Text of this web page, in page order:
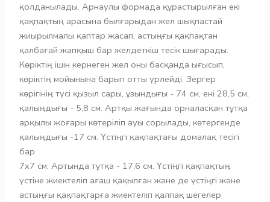
қолданылады. Арнаулы формада құрастырылған екі
қақпақтың арасына былғарыдан жел шықпастай
жиырылмалы қаптар жасап, астыңғы қақпақтан
қалбағай жапқыш бар желдеткіш тесік шығарады.
Көріктің ішін кернеген жел оны басқанда ығысып,
көріктің мойынына барып отты үрлейді. Зергер
көрігінің түсі қызыл сары, ұзындығы - 74 см, ені 28,5 см,
қалыңдығы - 5,8 см. Артқы жағында орналасқан тұтқа
арқылы жоғары көтеріліп ауы сорылады, көтергенде
қалыңдығы -17 см. Үстіңгі қақпақтағы домалақ тесігі
бар
7х7 см. Артында тұтқа - 17,6 см. Үстіңгі қақпақтың
үстіне жиектеліп ағаш қақылған және де үстіңгі және
астыңғы қақпақтарға жиектеліп қалпақ шегелер